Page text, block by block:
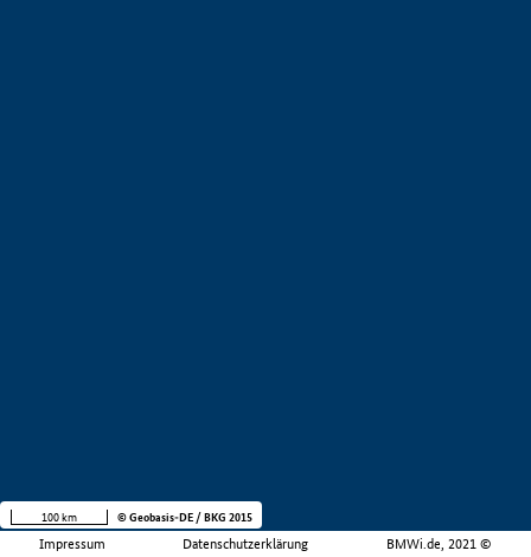
Impressum Datenschutzerklärung BMWi.de, 2021 ©
100 km © Geobasis-DE / BKG 2015